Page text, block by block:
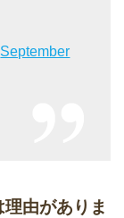
September
由がありま